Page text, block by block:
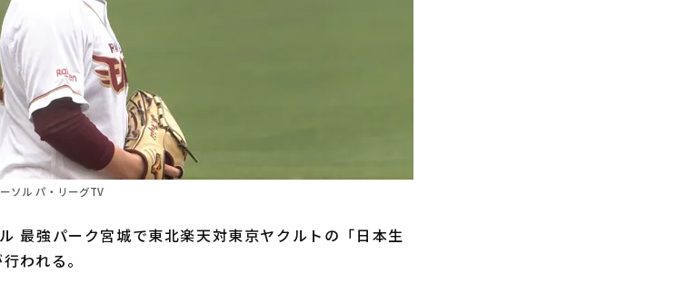
ソル パ・リーグTV
最強パーク宮城で東北楽天対東京ヤクルトの「日本生
われる。